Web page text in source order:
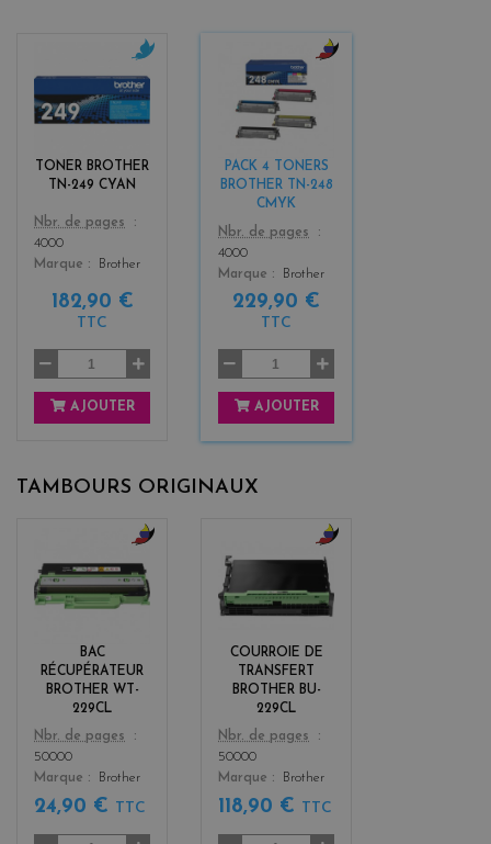
TONER BROTHER
TN-249 CYAN
Color
c
y
a
Nbr. de pages
4000
Marque
Brother
182,90 €
TTC
AJOUTER
PACK 4 TONERS
BROTHER TN-248
CMYK
Color
l
a
k
+
Nbr. de pages
4000
Marque
Brother
229,90 €
TTC
AJOUTER
TAMBOURS ORIGINAUX
BAC
RÉCUPÉRATEUR
BROTHER WT-
229CL
Color
l
a
+
3
Nbr. de pages
50000
Marque
Brother
24,90 € TTC
COURROIE DE
TRANSFERT
BROTHER BU-
229CL
Color
b
a
k
3
Nbr. de pages
50000
Marque
Brother
118,90 € TTC